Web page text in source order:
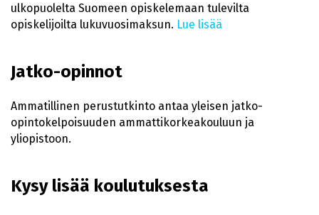
ulkopuolelta Suomeen opiskelemaan tulevilta
opiskelijoilta lukuvuosimaksun. Lue lisää
Jatko-opinnot
Ammatillinen perustutkinto antaa yleisen jatko-
opintokelpoisuuden ammattikorkeakouluun ja
yliopistoon.
Kysy lisää koulutuksesta